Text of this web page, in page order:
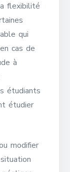
flexibilité
qui
cas de
à
étudiants
étudier
modifier